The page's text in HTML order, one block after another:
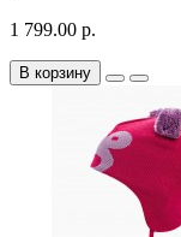
1 799.00 р.
В корзину